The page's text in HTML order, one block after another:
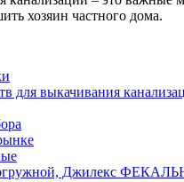
хозяин частного дома.
для выкачивания
Джилекс